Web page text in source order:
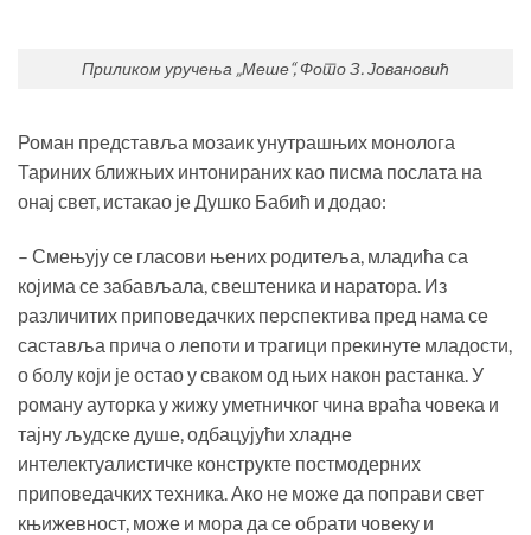
Приликом уручења „Меше“, Фото З. Јовановић
Роман представља мозаик унутрашњих монолога
Тариних ближњих интонираних као писма послата на
онај свет, истакао је Душко Бабић и додао:
– Смењују се гласови њених родитеља, младића са
којима се забављала, свештеника и наратора. Из
различитих приповедачких перспектива пред нама се
саставља прича о лепоти и трагици прекинуте младости,
о болу који је остао у сваком од њих након растанка. У
роману ауторка у жижу уметничког чина враћа човека и
тајну људске душе, одбацујући хладне
интелектуалистичке конструкте постмодерних
приповедачких техника. Ако не може да поправи свет
књижевност, може и мора да се обрати човеку и